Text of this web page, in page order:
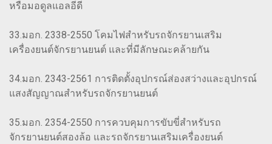
หรือมอดูลแอลอีดี
33.มอก. 2338-2550 โคมไฟสำหรับรถจักรยานเสริม
เครื่องยนต์จักรยานยนต์ และที่มีลักษณะคล้ายกัน
34.มอก. 2343-2561 การติดตั้งอุปกรณ์ส่องสว่างและอุปกรณ์
แสงสัญญาณสำหรับรถจักรยานยนต์
35.มอก. 2354-2550 การควบคุมการขับขี่สำหรับรถ
จักรยานยนต์สองล้อ และรถจักรยานเสริมเครื่องยนต์